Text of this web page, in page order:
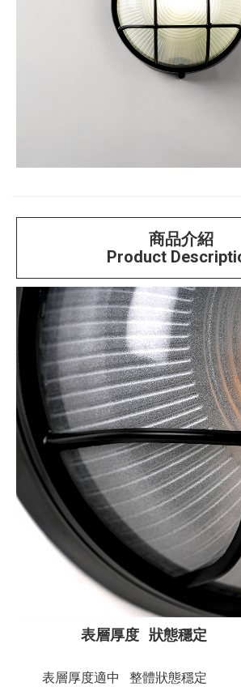
商品介紹
Product
表層厚度 狀態穩定
表層厚度適中 整體狀態穩定